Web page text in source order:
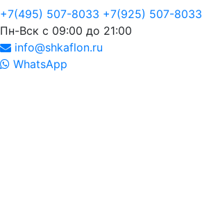
+7(495) 507-8033 +7(925) 507-8033
Пн-Вск с 09:00 до 21:00
info@shkaflon.ru
WhatsApp